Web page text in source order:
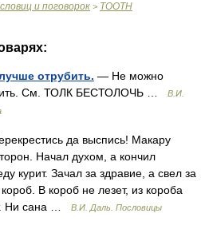
и поговорок > TOOTH
отрубить. — Не можно
См. ТОЛК БЕСТОЛОЧЬ …
В.И.
да выспись! Макару
Начал духом, а кончил
курит. Зачал за здравие, а свел за
В короб не лезет, из короба
Ни сана …
В.И. Даль. Пословицы